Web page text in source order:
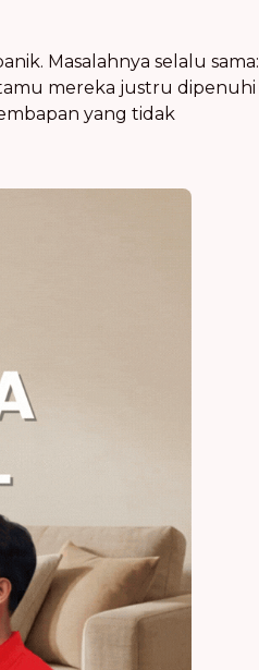
Masalahnya selalu sama:
mereka justru dipenuhi
yang tidak